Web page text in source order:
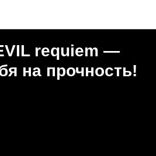
requiem —
на прочность!